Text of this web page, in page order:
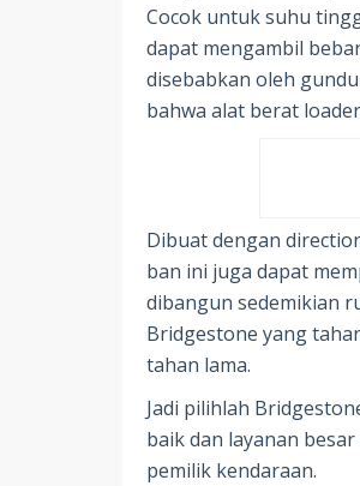
Cocok untuk suhu
dapat mengambil
disebabkan oleh
bahwa alat berat
Dibuat dengan
ban ini juga dapat
dibangun sedemikian
Bridgestone yang
tahan lama.
Jadi pilihlah
baik dan layanan
pemilik kendaraan.